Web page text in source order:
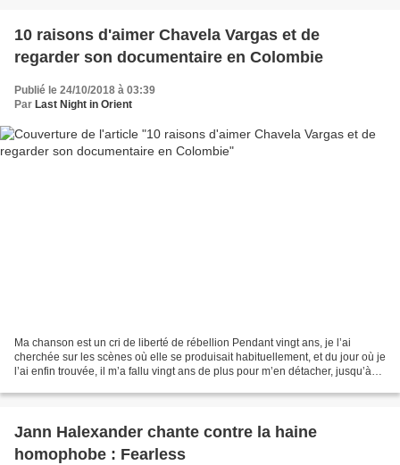
10 raisons d'aimer Chavela Vargas et de
regarder son documentaire en Colombie
Publié le 24/10/2018 à 03:39
Par Last Night in Orient
Ma chanson est un cri de liberté de rébellion Pendant vingt ans, je l’ai
cherchée sur les scènes où elle se produisait habituellement, et du jour où je
l’ai enfin trouvée, il m’a fallu vingt ans de plus pour m’en détacher, jusqu’à
Jann Halexander chante contre la haine
homophobe : Fearless